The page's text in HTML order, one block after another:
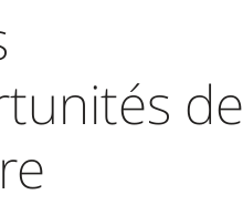
de